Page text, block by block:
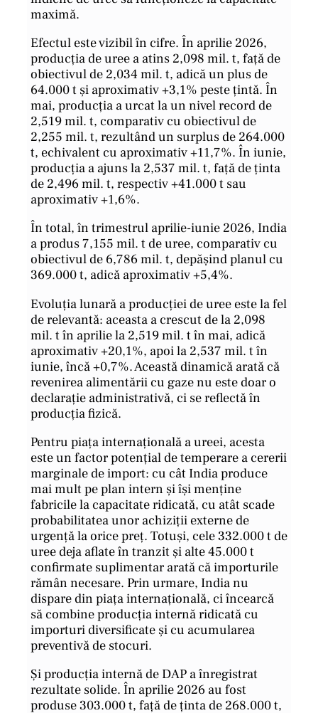
maximă.
Efectul este vizibil în cifre. În aprilie 2026,
producția de uree a atins 2,098 mil. t, față de
obiectivul de 2,034 mil. t, adică un plus de
64.000 t și aproximativ +3,1% peste țintă. În
mai, producția a urcat la un nivel record de
2,519 mil. t, comparativ cu obiectivul de
2,255 mil. t, rezultând un surplus de 264.000
t, echivalent cu aproximativ +11,7%. În iunie,
producția a ajuns la 2,537 mil. t, față de ținta
de 2,496 mil. t, respectiv +41.000 t sau
aproximativ +1,6%.
În total, în trimestrul aprilie-iunie 2026, India
a produs 7,155 mil. t de uree, comparativ cu
obiectivul de 6,786 mil. t, depășind planul cu
369.000 t, adică aproximativ +5,4%.
Evoluția lunară a producției de uree este la fel
de relevantă: aceasta a crescut de la 2,098
mil. t în aprilie la 2,519 mil. t în mai, adică
aproximativ +20,1%, apoi la 2,537 mil. t în
iunie, încă +0,7%. Această dinamică arată că
revenirea alimentării cu gaze nu este doar o
declarație administrativă, ci se reflectă în
producția fizică.
Pentru piața internațională a ureei, acesta
este un factor potențial de temperare a cererii
marginale de import: cu cât India produce
mai mult pe plan intern și își menține
fabricile la capacitate ridicată, cu atât scade
probabilitatea unor achiziții externe de
urgență la orice preț. Totuși, cele 332.000 t de
uree deja aflate în tranzit și alte 45.000 t
confirmate suplimentar arată că importurile
rămân necesare. Prin urmare, India nu
dispare din piața internațională, ci încearcă
să combine producția internă ridicată cu
importuri diversificate și cu acumularea
preventivă de stocuri.
Și producția internă de DAP a înregistrat
rezultate solide. În aprilie 2026 au fost
produse 303.000 t, față de ținta de 268.000 t,